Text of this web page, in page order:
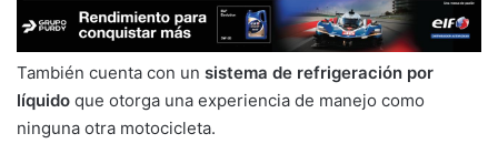
También cuenta con un sistema de refrigeración por
líquido que otorga una experiencia de manejo como
ninguna otra motocicleta.